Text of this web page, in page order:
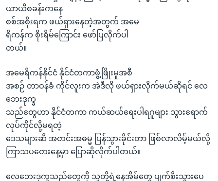
ကြည့်
ရန်
ပင်မ
စာမျက်နှာ
ကြည့်
ရှာဖွေ
ရန်
အမေရိကန်သုံးအီဒီယံ
မကြေးမုံရဲ့ အင်္ဂလိပ်စာ
ရုပ်ရှင်ထဲက အင်္ဂလိပ်စာ
အပတ်စဉ်ကဏ္ဍများ
ရေဒီယို
တီဗွီ
ရေဒီယိုနှင့်ရုပ်သံ အချက်အလက်များ
ရေဒီယို/တီဗွီအစီအစဉ်
Learning English
ဗွီအိုအေ လူမှုကွန်ယက်များ
ဘာသာစကားများ
ယာယီစခန်းကနေ
စစ်အစိုးရက ဖယ်ရှားနေတဲ့အတွက် အမေ
ရိကန်က စိုးရိမ်ကြောင်း ဖော်ပြလိုက်ပါ
တယ်။
အမေရိကန်နိုင်ငံ နိုင်ငံတကာဖွံ့ဖြိုးမှုအစီ
အစဉ် တာဝန်ခံ ကိုင်လူးက အဲဒီလို ဖယ်ရှားလိုက်မယ်ဆိုရင် လေ
ဘေးဒုက္ခ
သည်တွေဟာ နိုင်ငံတကာ ကယ်ဆယ်ရေးပါရဂူများ သွားရောက်
လုပ်ကိုင်လို့မရတဲ့
ဒေသများဆီ အတင်းအဓမ္မ ပြန်သွားခိုင်းတာ ဖြစ်လာလိမ့်မယ်လို့
ကြာသပတေးနေ့မှာ ပြောဆိုလိုက်ပါတယ်။
လေဘေးဒုက္ခသည်တွေကို သူတို့ရဲ့နေအိမ်တွေ ပျက်စီးသွားပေ